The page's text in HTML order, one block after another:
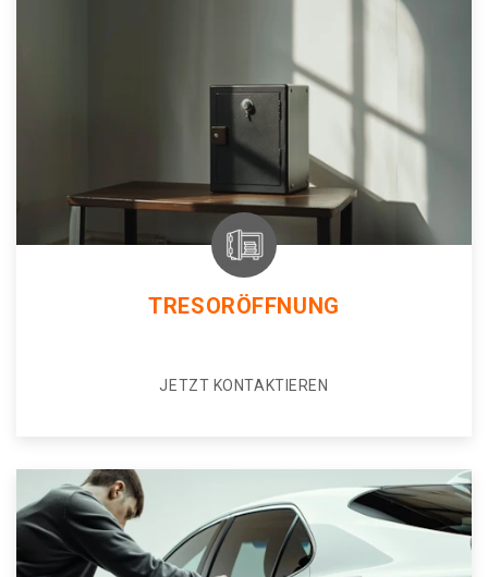
TRESORÖFFNUNG
JETZT KONTAKTIEREN